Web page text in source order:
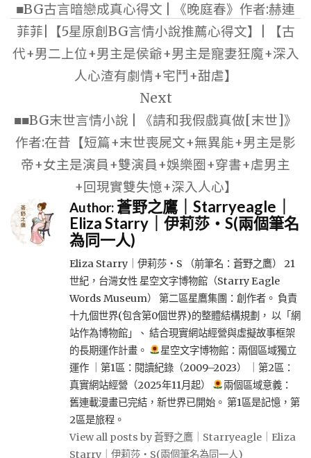
導
覽
■BG古言暗戀成真心得文 | 《晚庭春》作者:赫連
菲菲|【5星原創BG言情小說推薦心得文】| 【古
代+男二上位+男主是侯爺+男主是寵妻狂魔+深入
人心渣有劇情+宅鬥+甜虐】
Next
■■BG末世言情小說 | 《請和我假戲真做[末世]》
作者:在昔【短篇+末世喪屍文+無異能+男主是影
帝+女主是演員+雙演員+娛樂圈+穿書+虐男主
+回現實雙失憶+深入人心】
Author:蒼野之鷹｜Starryeagle｜
Eliza Starry｜伊莉莎・S(兩個筆名
為同一人)
Eliza Starry｜伊莉莎・S （前筆名：蒼野之鷹） 21
世紀，台灣女性 星空文字博物館（Starry Eagle
Words Museum） 第二區星鷹集團：創作者。 負責
十九個世界(包含第0個世界)的整體結構規劃， 以「網
站作為博物館」、 結合現實網站經營與虛擬故事框架
的長期運作計畫。
星空文字博物館：兩個區域獨立
運作 ｜第1區：閱讀紀錄（2009–2023） ｜第2區：
真實網站經營（2025年11月起）
兩個區域意義：
舊連載漫畫已完結，新世界已開始。 第1區是記憶，第
2區是旅程。
View all posts by 蒼野之鷹｜Starryeagle｜Eliza
Starry｜伊莉莎・S(兩個筆名為同一人)